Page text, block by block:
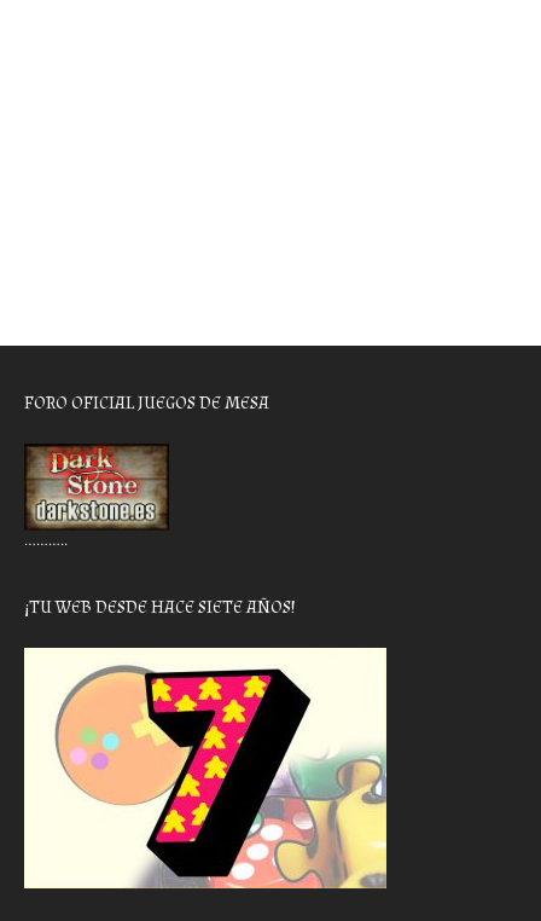
FORO OFICIAL JUEGOS DE MESA
………..
¡TU WEB DESDE HACE SIETE AÑOS!